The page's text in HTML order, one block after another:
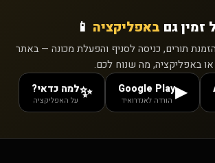
זמין גם באפליקציה 📱
תורים, כניסה לסניף והפעלת מכונה — באתר
או באפליקציה, מה שנוח לכם.
▶
Google Play
הורדה לאנדרואיד ✨למה כדאי?
על האפליקציה